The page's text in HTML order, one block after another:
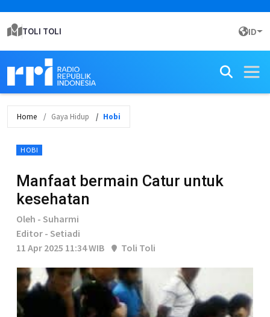
TOLI TOLI ID
Home Gaya Hidup Hobi
HOBI
Manfaat bermain Catur untuk
kesehatan
Oleh - Suharmi
Editor - Setiadi
11 Apr 2025 11:34 WIB
Toli Toli